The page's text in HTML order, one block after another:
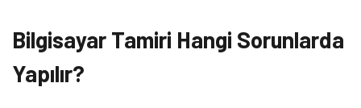
Bilgisayar Tamiri Hangi Sorunlarda
Yapılır?